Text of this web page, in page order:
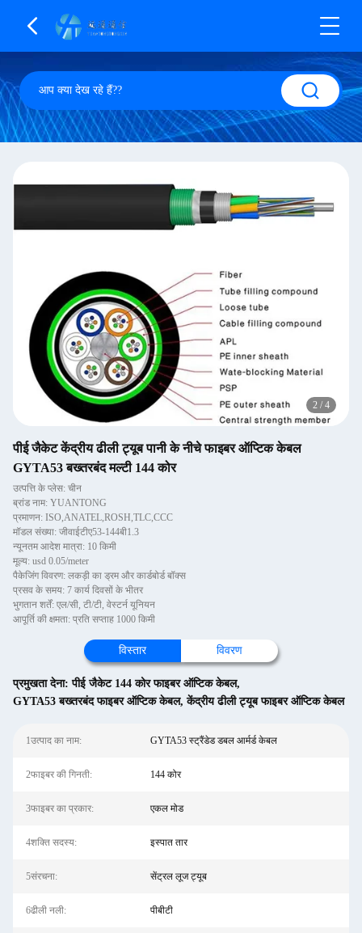
2 / 4
पीई जैकेट केंद्रीय ढीली ट्यूब पानी के नीचे फाइबर ऑप्टिक केबल
GYTA53 बख्तरबंद मल्टी 144 कोर
उत्पत्ति के प्लेस: चीन
ब्रांड नाम: YUANTONG
प्रमाणन: ISO,ANATEL,ROSH,TLC,CCC
मॉडल संख्या: जीवाईटीए53-144बी1.3
न्यूनतम आदेश मात्रा: 10 किमी
मूल्य: usd 0.05/meter
पैकेजिंग विवरण: लकड़ी का ड्रम और कार्डबोर्ड बॉक्स
प्रसव के समय: 7 कार्य दिवसों के भीतर
भुगतान शर्तें: एल/सी, टी/टी, वेस्टर्न यूनियन
आपूर्ति की क्षमता: प्रति सप्ताह 1000 किमी
विस्तार विवरण
प्रमुखता देना:पीई जैकेट 144 कोर फाइबर ऑप्टिक केबल,
GYTA53 बख्तरबंद फाइबर ऑप्टिक केबल,केंद्रीय ढीली ट्यूब फाइबर ऑप्टिक केबल
1उत्पाद का नाम: GYTA53 स्ट्रैंडेड डबल आर्मर्ड केबल
2फाइबर की गिनती: 144 कोर
3फाइबर का प्रकार: एकल मोड
4शक्ति सदस्य: इस्पात तार
5संरचना: सेंट्रल लूज ट्यूब
6ढीली नली: पीबीटी